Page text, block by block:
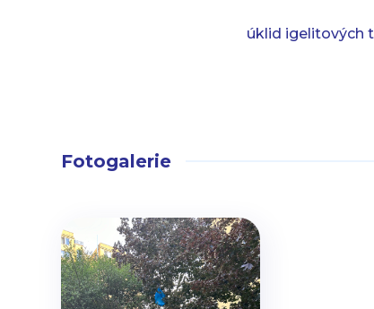
úklid igelitových
Fotogalerie